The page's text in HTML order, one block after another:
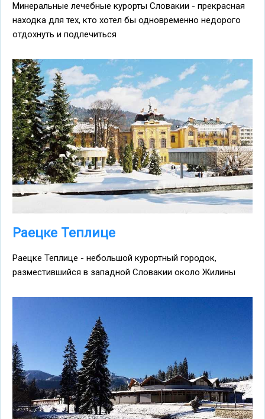
Минеральные лечебные курорты Словакии - прекрасная
находка для тех, кто хотел бы одновременно недорого
отдохнуть и подлечиться
Раецке Теплице
Раецке Теплице - небольшой курортный городок,
разместившийся в западной Словакии около Жилины